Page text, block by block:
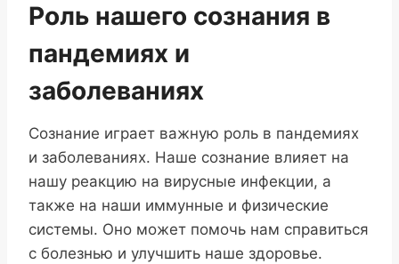
Роль нашего сознания в
пандемиях и
заболеваниях
Сознание играет важную роль в пандемиях
и заболеваниях. Наше сознание влияет на
нашу реакцию на вирусные инфекции, а
также на наши иммунные и физические
системы. Оно может помочь нам справиться
с болезнью и улучшить наше здоровье.